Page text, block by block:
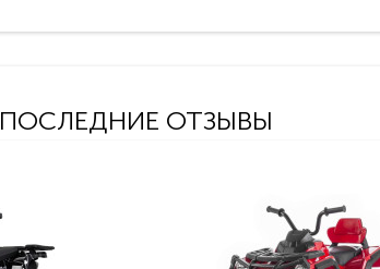
ПОСЛЕДНИЕ ОТЗЫВЫ